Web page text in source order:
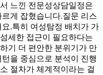
느낀 전문성​​상담일정은
르게 잡혔습니다.질문 리스
.특히 여성탐정 배치가 가
세한 접근이 필요하다는
기 더 편안한 분위기가 만
을 중심으로 분석이 진행
절차가 체계적이라는 걸